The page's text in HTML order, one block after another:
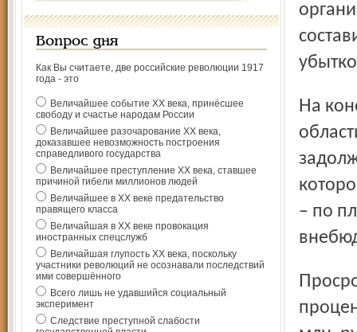
Вопрос дня
Как Вы считаете, две российские революции 1917
года - это
Величайшее событие ХХ века, принёсшее
свободу и счастье народам России
Величайшее разочарование ХХ века,
доказавшее невозможность построения
справедливого государства
Величайшее преступление ХХ века, ставшее
причиной гибели миллионов людей
Величайшее в ХХ веке предательство
правящего класса
Величайшая в ХХ веке провокация
иностранных спецслужб
Величайшая глупость ХХ века, поскольку
участники революций не осознавали последствий
ими совершённого
Всего лишь не удавшийся социальный
эксперимент
Следствие преступной слабости
На конец сентября 2012 г. 28 процентов всех организаций
– по
Просроченную дебитор­скую задолженность имели 38